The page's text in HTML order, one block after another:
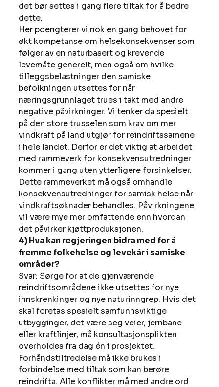
det bør settes i gang flere tiltak for å bedre
dette.
Her poengterer vi nok en gang behovet for
økt kompetanse om helsekonsekvenser som
følger av en naturbasert og krevende
levemåte generelt, men også om hvilke
tilleggsbelastninger den samiske
befolkningen utsettes for når
næringsgrunnlaget trues i takt med andre
negative påvirkninger. Vi tenker da spesielt
på den store trusselen som krav om mer
vindkraft på land utgjør for reindriftssamene
i hele landet. Derfor er det viktig at arbeidet
med rammeverk for konsekvensutredninger
kommer i gang uten ytterligere forsinkelser.
Dette rammeverket må også omhandle
konsekvensutredninger for samisk helse når
vindkraftsøknader behandles. Påvirkningene
vil være mye mer omfattende enn hvordan
det påvirker kjøttproduksjonen.
4) Hva kan regjeringen bidra med for å
fremme folkehelse og levekår i samiske
områder?
Svar: Sørge for at de gjenværende
reindriftsområdene ikke utsettes for nye
innskrenkinger og nye naturinngrep. Hvis det
skal foretas spesielt samfunnsviktige
utbygginger, det være seg veier, jernbane
eller kraftlinjer, må konsultasjonsplikten
overholdes fra dag én i prosjektet.
Forhåndstiltredelse må ikke brukes i
forbindelse med tiltak som kan berøre
reindrifta. Alle konflikter må med andre ord